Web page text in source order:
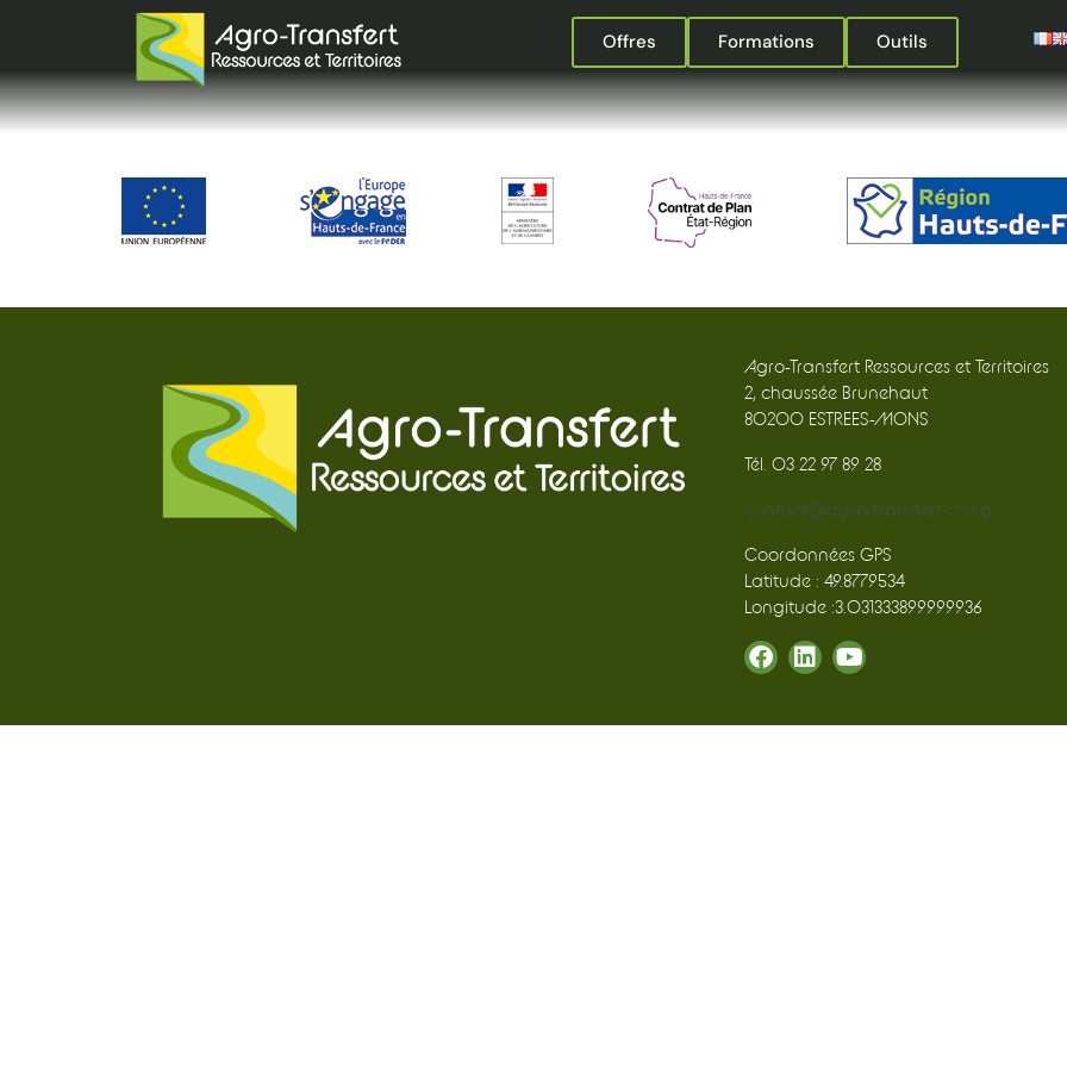
Offres Formations Outils
Agro-Transfert Ressources et Territoires
2, chaussée Brunehaut
80200 ESTREES-MONS
Tél. 03 22 97 89 28
contact@agro-transfert-rt.org
Coordonnées GPS
Latitude : 49.8779534
Longitude :3.031333899999936